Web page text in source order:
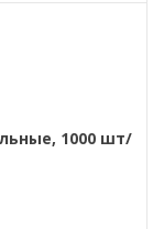
1000 шт/